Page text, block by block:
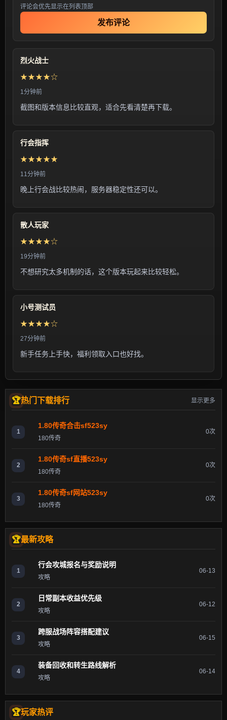
评论会优先显示在列表顶部
发布评论
烈火战士
★★★★☆
1分钟前
截图和版本信息比较直观，适合先看清楚再下载。
行会指挥
★★★★★
11分钟前
晚上行会战比较热闹，服务器稳定性还可以。
散人玩家
★★★★☆
19分钟前
不想研究太多机制的话，这个版本玩起来比较轻松。
小号测试员
★★★★☆
27分钟前
新手任务上手快，福利领取入口也好找。
热门下载排行 显示更多
1
1.80传奇合击sf523sy
180传奇
0次
2
1.80传奇sf直播523sy
180传奇
0次
3
1.80传奇sf网站523sy
180传奇
0次
最新攻略
1
行会攻城报名与奖励说明
攻略
06-13
2
日常副本收益优先级
攻略
06-12
3
跨服战场阵容搭配建议
攻略
06-15
4
装备回收和转生路线解析
攻略
06-14
玩家热评